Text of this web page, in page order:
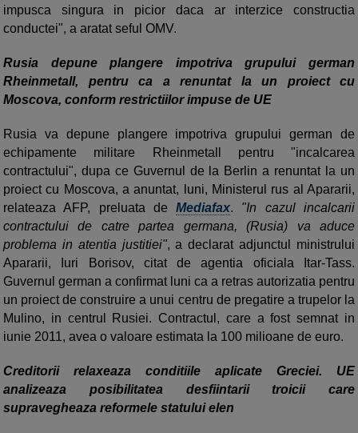
impusca singura in picior daca ar interzice constructia
conductei", a aratat seful OMV.
Rusia depune plangere impotriva grupului german
Rheinmetall, pentru ca a renuntat la un proiect cu
Moscova, conform restrictiilor impuse de UE
Rusia va depune plangere impotriva grupului german de
echipamente militare Rheinmetall pentru "incalcarea
contractului", dupa ce Guvernul de la Berlin a renuntat la un
proiect cu Moscova, a anuntat, luni, Ministerul rus al Apararii,
relateaza AFP, preluata deMediafax. "In cazul incalcarii
contractului de catre partea germana, (Rusia) va aduce
problema in atentia justitiei", a declarat adjunctul ministrului
Apararii, Iuri Borisov, citat de agentia oficiala Itar-Tass.
Guvernul german a confirmat luni ca a retras autorizatia pentru
un proiect de construire a unui centru de pregatire a trupelor la
Mulino, in centrul Rusiei. Contractul, care a fost semnat in
iunie 2011, avea o valoare estimata la 100 milioane de euro.
Creditorii relaxeaza conditiile aplicate Greciei. UE
analizeaza posibilitatea desfiintarii troicii care
supravegheaza reformele statului elen